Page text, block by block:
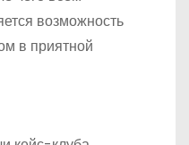
возможность
в приятной